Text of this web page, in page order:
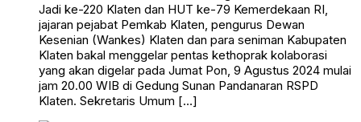
Jadi ke-220 Klaten dan HUT ke-79 Kemerdekaan RI,
jajaran pejabat Pemkab Klaten, pengurus Dewan
Kesenian (Wankes) Klaten dan para seniman Kabupaten
Klaten bakal menggelar pentas kethoprak kolaborasi
yang akan digelar pada Jumat Pon, 9 Agustus 2024 mulai
jam 20.00 WIB di Gedung Sunan Pandanaran RSPD
Klaten. Sekretaris Umum […]